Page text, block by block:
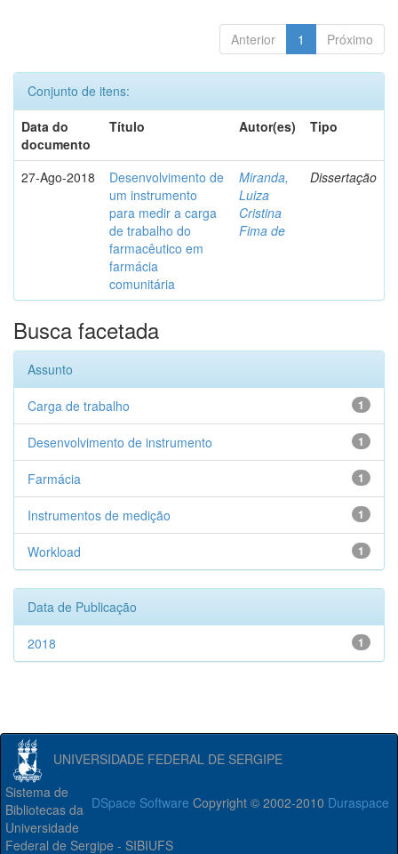
Anterior 1 Próximo
Conjunto de itens:
Data do
documento
Título Autor(es) Tipo
27-Ago-2018
Desenvolvimento de
um instrumento
para medir a carga
de trabalho do
farmacêutico em
farmácia
comunitária
Miranda,
Luiza
Cristina
Fima de
Dissertação
Busca facetada
Assunto
1
Carga de trabalho
1
Desenvolvimento de instrumento
1
Farmácia
1
Instrumentos de medição
1
Workload
Data de Publicação
1
2018
UNIVERSIDADE FEDERAL DE SERGIPE
DSpace Software Copyright © 2002-2010 Duraspace
Sistema de
Bibliotecas da
Universidade
Federal de Sergipe - SIBIUFS